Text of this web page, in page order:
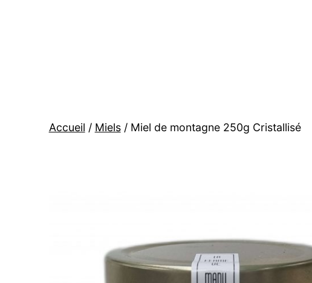
Accueil / Miels/ Miel de montagne 250g Cristallisé